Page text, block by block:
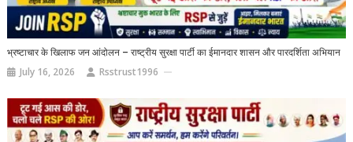
भ्रष्टाचार के खिलाफ जन आंदोलन – राष्ट्रीय सुरक्षा पार्टी का ईमानदार शासन और पारदर्शिता अभियान
July 16, 2026 Rsstrust1996